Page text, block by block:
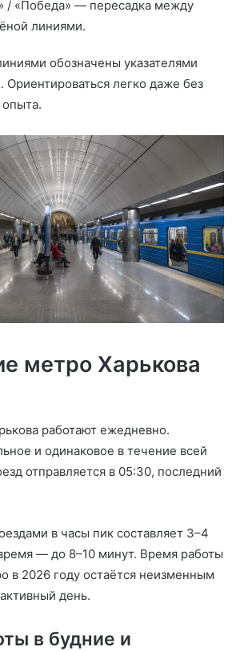
/ «Победа» — пересадка между
линиями.
обозначены указателями
Ориентироваться легко даже без
опыта.
метро Харькова
работают ежедневно.
и одинаковое в течение всей
отправляется в 05:30, последний
в часы пик составляет 3–4
— до 8–10 минут. Время работы
в 2026 году остаётся неизменным
день.
в будние и